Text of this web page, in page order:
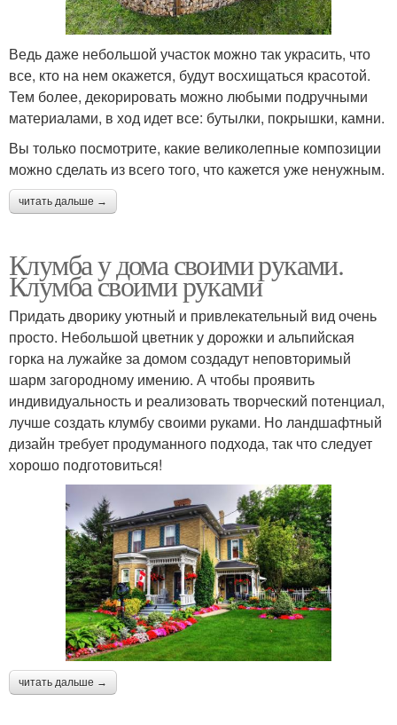
Ведь даже небольшой участок можно так украсить, что
все, кто на нем окажется, будут восхищаться красотой.
Тем более, декорировать можно любыми подручными
материалами, в ход идет все: бутылки, покрышки, камни.
Вы только посмотрите, какие великолепные композиции
можно сделать из всего того, что кажется уже ненужным.
читать дальше →
Клумба у дома своими руками.
Клумба своими руками
Придать дворику уютный и привлекательный вид очень
просто. Небольшой цветник у дорожки и альпийская
горка на лужайке за домом создадут неповторимый
шарм загородному имению. А чтобы проявить
индивидуальность и реализовать творческий потенциал,
лучше создать клумбу своими руками. Но ландшафтный
дизайн требует продуманного подхода, так что следует
хорошо подготовиться!
читать дальше →